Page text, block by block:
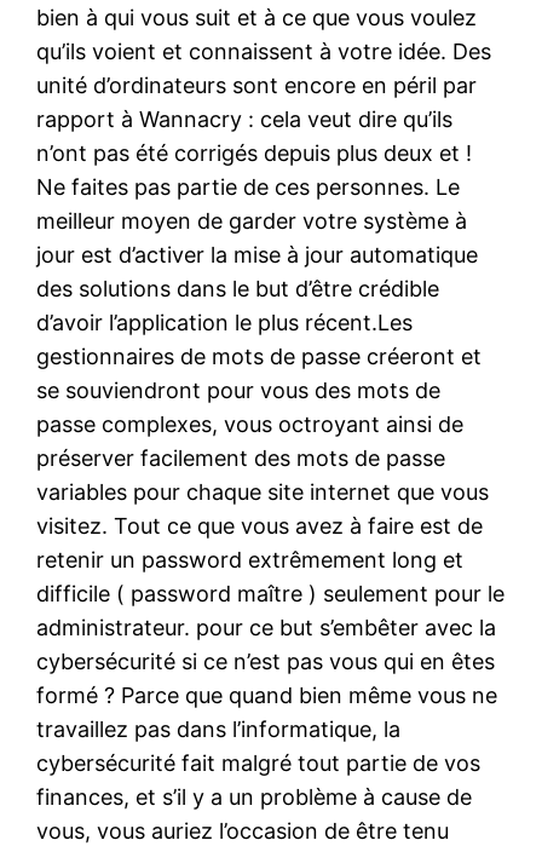
bien à qui vous suit et à ce que vous voulez
qu’ils voient et connaissent à votre idée. Des
unité d’ordinateurs sont encore en péril par
rapport à Wannacry : cela veut dire qu’ils
n’ont pas été corrigés depuis plus deux et !
Ne faites pas partie de ces personnes. Le
meilleur moyen de garder votre système à
jour est d’activer la mise à jour automatique
des solutions dans le but d’être crédible
d’avoir l’application le plus récent.Les
gestionnaires de mots de passe créeront et
se souviendront pour vous des mots de
passe complexes, vous octroyant ainsi de
préserver facilement des mots de passe
variables pour chaque site internet que vous
visitez. Tout ce que vous avez à faire est de
retenir un password extrêmement long et
difficile ( password maître ) seulement pour le
administrateur. pour ce but s’embêter avec la
cybersécurité si ce n’est pas vous qui en êtes
formé ? Parce que quand bien même vous ne
travaillez pas dans l’informatique, la
cybersécurité fait malgré tout partie de vos
finances, et s’il y a un problème à cause de
vous, vous auriez l’occasion de être tenu